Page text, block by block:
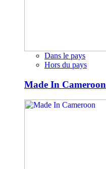
Dans le pays
Hors du pays
Made In Cameroon